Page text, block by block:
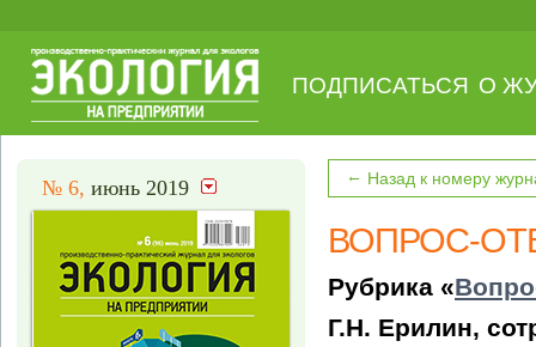
ПОДПИСАТЬСЯ О
№ 6, июнь 2019 ← Назад к номеру
ВОПРОС-
Рубрика «
Г.Н. Ерилин,